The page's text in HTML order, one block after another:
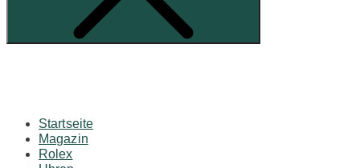
Startseite
Magazin
Rolex